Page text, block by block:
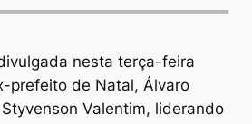
nesta terça-feira
prefeito de Natal, Álvaro
Valentim, liderando